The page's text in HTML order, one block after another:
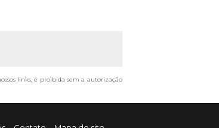
links, é proibida sem a autorização